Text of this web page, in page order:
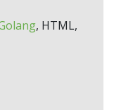
, HTML,